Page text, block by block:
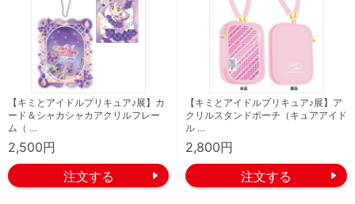
【キミとアイドルプリキュア♪展】カ
ード＆シャカシャカアクリルフレー
ム（ …
2,500円
【キミとアイドルプリキュア♪展】ア
クリルスタンドポーチ（キュアアイド
ル …
2,800円